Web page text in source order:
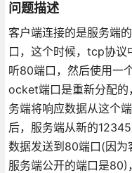
问题描述
客户端连接的是服务端
口，这个时候，tcp协议
听80端口，然后使用一
ocket端口是重新分配
务端将响应数据从这个
后，服务端从新的
数据发送到80端口(因为
服务端公开的端口是